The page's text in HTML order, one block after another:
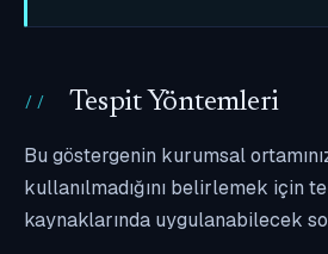
Tespit Yöntemleri
Bu göstergenin kurumsal
kullanılmadığını belirlemek için
kaynaklarında uygulanabilecek